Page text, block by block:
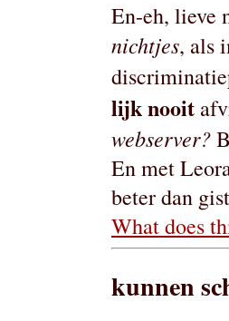
En-eh, lieve
nichtjes, als
lijk nooit
webserver?
En met
beter dan
What does
kunnen